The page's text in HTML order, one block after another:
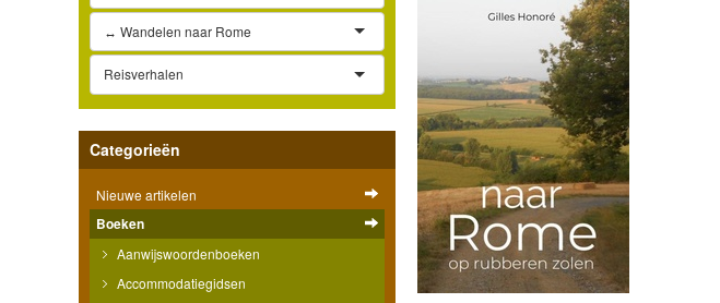
↔ Wandelen naar Rome
Reisverhalen
Categorieën
Nieuwe artikelen
Boeken
Aanwijswoordenboeken
Accommodatiegidsen